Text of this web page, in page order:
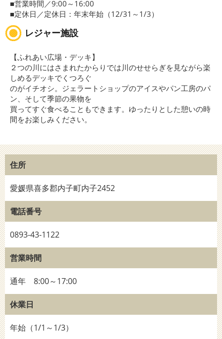
■営業時間／9:00～16:00
■定休日／定休日：年末年始（12/31～1/3）
レジャー施設
【ふれあい広場・デッキ】
２つの川にはさまれたからりでは川のせせらぎを見ながら楽
しめるデッキでくつろぐ
のがイチオシ。ジェラートショップのアイスやパン工房のパ
ン、そして季節の果物を
買ってすぐ食べることもできます。ゆったりとした憩いの時
間をお楽しみください。
住所
愛媛県喜多郡内子町内子2452
電話番号
0893-43-1122
営業時間
通年 8:00～17:00
休業日
年始（1/1～1/3）